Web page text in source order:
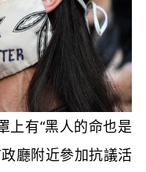
有“黑人的命也是
廳附近參加抗議活